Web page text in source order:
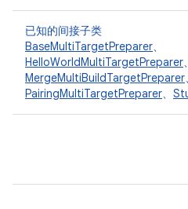
已知的间接子类
BaseMultiTargetPreparer、
HelloWorldMultiTargetPreparer、
MergeMultiBuildTargetPreparer、
PairingMultiTargetPreparer、